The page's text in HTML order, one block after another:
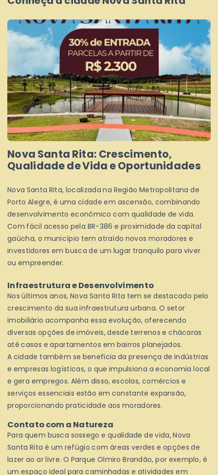
Nova Santa Rita: Crescimento,
Qualidade de Vida e Oportunidades
Nova Santa Rita, localizada na Região Metropolitana de
Porto Alegre, é uma cidade em ascensão, combinando
desenvolvimento econômico com qualidade de vida.
Com fácil acesso pela BR-386 e proximidade da capital
gaúcha, o município tem atraído novos moradores e
investidores em busca de um lugar tranquilo para viver
ou empreender.
Infraestrutura e Desenvolvimento
Nos últimos anos, Nova Santa Rita tem se destacado pelo
crescimento da sua infraestrutura urbana. O setor
imobiliário acompanha essa evolução, oferecendo
diversas opções de imóveis, desde terrenos e chácaras
até casas e apartamentos em bairros planejados.
A cidade também se beneficia da presença de indústrias
e empresas logísticas, o que impulsiona a economia local
e gera empregos. Além disso, escolas, comércios e
serviços essenciais estão em constante expansão,
proporcionando praticidade aos moradores.
Contato com a Natureza
Para quem busca sossego e qualidade de vida, Nova
Santa Rita é um refúgio com áreas verdes e opções de
lazer ao ar livre. O Parque Olmiro Brandão, por exemplo, é
um espaço ideal para caminhadas e atividades em